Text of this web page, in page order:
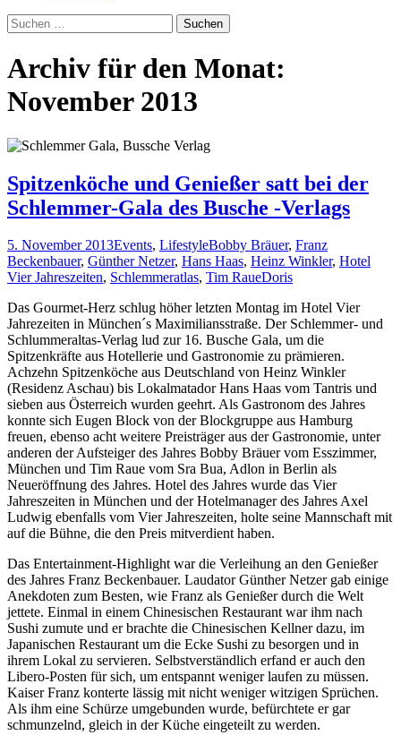
Suchen
nach:
Archiv für den Monat:
November 2013
Spitzenköche und Genießer satt bei der
Schlemmer-Gala des Busche -Verlags
5. November 2013Events, LifestyleBobby Bräuer, Franz
Beckenbauer, Günther Netzer, Hans Haas, Heinz Winkler, Hotel
Vier Jahreszeiten, Schlemmeratlas, Tim RaueDoris
Das Gourmet-Herz schlug höher letzten Montag im Hotel Vier
Jahrezeiten in München´s Maximiliansstraße. Der Schlemmer- und
Schlummeraltas-Verlag lud zur 16. Busche Gala, um die
Spitzenkräfte aus Hotellerie und Gastronomie zu prämieren.
Achzehn Spitzenköche aus Deutschland von Heinz Winkler
(Residenz Aschau) bis Lokalmatador Hans Haas vom Tantris und
sieben aus Österreich wurden geehrt. Als Gastronom des Jahres
konnte sich Eugen Block von der Blockgruppe aus Hamburg
freuen, ebenso acht weitere Preisträger aus der Gastronomie, unter
anderen der Aufsteiger des Jahres Bobby Bräuer vom Esszimmer,
München und Tim Raue vom Sra Bua, Adlon in Berlin als
Neueröffnung des Jahres. Hotel des Jahres wurde das Vier
Jahreszeiten in München und der Hotelmanager des Jahres Axel
Ludwig ebenfalls vom Vier Jahreszeiten, holte seine Mannschaft mit
auf die Bühne, die den Preis mitverdient haben.
Das Entertainment-Highlight war die Verleihung an den Genießer
des Jahres Franz Beckenbauer. Laudator Günther Netzer gab einige
Anekdoten zum Besten, wie Franz als Genießer durch die Welt
jettete. Einmal in einem Chinesischen Restaurant war ihm nach
Sushi zumute und er brachte die Chinesischen Kellner dazu, im
Japanischen Restaurant um die Ecke Sushi zu besorgen und in
ihrem Lokal zu servieren. Selbstverständlich erfand er auch den
Libero-Posten für sich, um entspannt weniger laufen zu müssen.
Kaiser Franz konterte lässig mit nicht weniger witzigen Sprüchen.
Als ihm eine Schürze umgebunden wurde, befürchtete er gar
schmunzelnd, gleich in der Küche eingeteilt zu werden.